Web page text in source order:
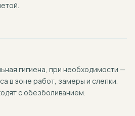
гигиена, при необходимости —
в зоне работ, замеры и слепки.
с обезболиванием.